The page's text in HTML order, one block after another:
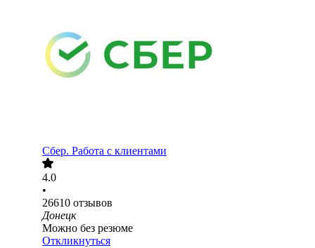
Сбер. Работа с клиентами
4.0
•
26610 отзывов
Донецк
Можно без резюме
Откликнуться